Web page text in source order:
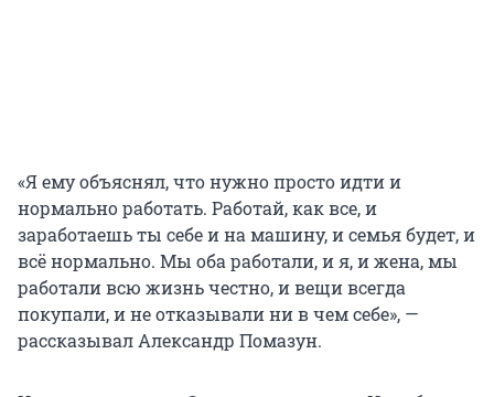
«Я ему объяснял, что нужно просто идти и
нормально работать. Работай, как все, и
заработаешь ты себе и на машину, и семья будет, и
всё нормально. Мы оба работали, и я, и жена, мы
работали всю жизнь честно, и вещи всегда
покупали, и не отказывали ни в чем себе», —
рассказывал Александр Помазун.